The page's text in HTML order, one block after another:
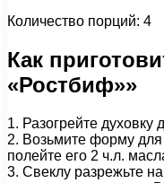
Количество порций: 4
Как
«Ростбиф»»
1. Разогрейте духовку
2. Возьмите форму для
полейте его 2 ч.л.
3. Свеклу разрежьте